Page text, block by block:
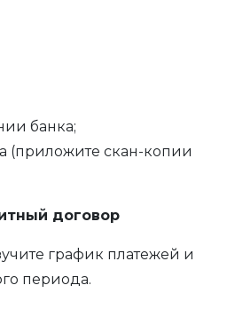
банка;
(приложите скан-копии
договор
график платежей и
периода.